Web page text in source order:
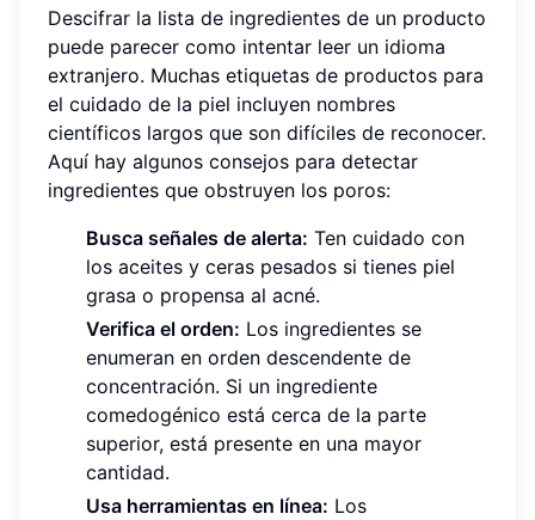
Descifrar la lista de ingredientes de un producto
puede parecer como intentar leer un idioma
extranjero. Muchas etiquetas de productos para
el cuidado de la piel incluyen nombres
científicos largos que son difíciles de reconocer.
Aquí hay algunos consejos para detectar
ingredientes que obstruyen los poros:
Busca señales de alerta: Ten cuidado con
los aceites y ceras pesados si tienes piel
grasa o propensa al acné.
Verifica el orden: Los ingredientes se
enumeran en orden descendente de
concentración. Si un ingrediente
comedogénico está cerca de la parte
superior, está presente en una mayor
cantidad.
Usa herramientas en línea: Los